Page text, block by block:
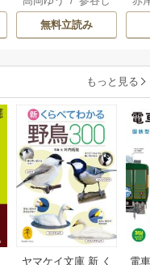
国の皇弟殿下と結
ばれる
のぶ/雲屋ゆきお
無料立読み
もっと見る
ヤマケイ文庫 新 く
電